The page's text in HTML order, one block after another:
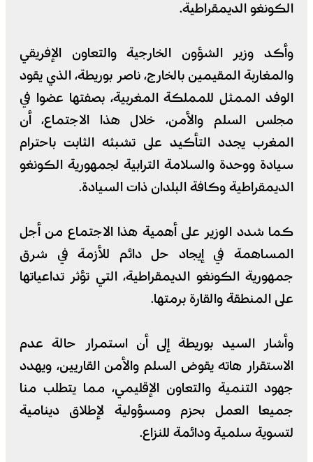
الكونغو الديمقراطية.
وأكد وزير الشؤون الخارجية والتعاون الإفريقي
والمغاربة المقيمين بالخارج، ناصر بوريطة، الذي يقود
الوفد الممثل للمملكة المغربية، بصفتها عضوا في
مجلس السلم والأمن، خلال هذا الاجتماع، أن
المغرب يجدد التأكيد على تشبثه الثابت باحترام
سيادة ووحدة والسلامة الترابية لجمهورية الكونغو
الديمقراطية وكافة البلدان ذات السيادة.
كما شدد الوزير على أهمية هذا الاجتماع من أجل
المساهمة في إيجاد حل دائم للأزمة في شرق
جمهورية الكونغو الديمقراطية، التي تؤثر تداعياتها
على المنطقة والقارة برمتها.
وأشار السيد بوريطة إلى أن استمرار حالة عدم
الاستقرار هاته يقوض السلم والأمن القاريين، ويهدد
جهود التنمية والتعاون الإقليمي، مما يتطلب منا
جميعا العمل بحزم ومسؤولية لإطلاق دينامية
لتسوية سلمية ودائمة للنزاع.